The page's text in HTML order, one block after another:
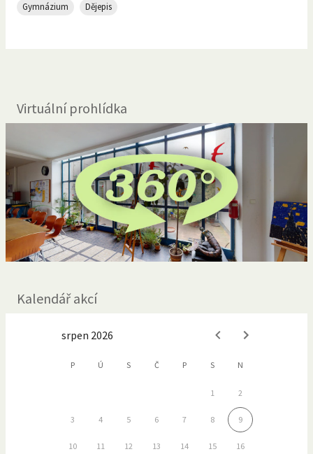
Gymnázium Dějepis
Virtuální prohlídka
Kalendář akcí
srpen 2026
P Ú S Č P S N
1 2
3 4 5 6 7 8 9
10 11 12 13 14 15 16